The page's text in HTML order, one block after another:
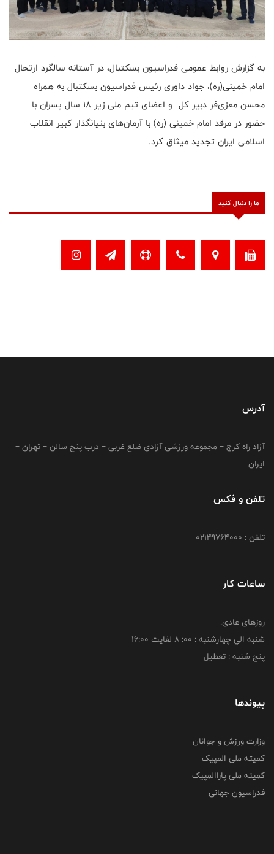
به گزارش روابط عمومی فدراسیون بسکتبال، در آستانه سالگرد ارتحال
امام خمینی(ره)، جواد داوری رئیس فدراسیون بسکتبال به همراه
محسن معزی‌فر دبیر کل و اعضای تیم ملی زیر ۱۸ سال پسران با
حضور در مرقد امام خمینی (ره) با آرمان‌های بنیانگذار کبیر انقلاب
اسلامی ایران تجدید میثاق کرد.
ما را دنبال کنید
آدرس
آزاد راه کرج – مجموعه ورزشی آزادی ضلع غربی – درب پنج سالن – تهران –
ایران
تلفن و فکس
تلفن : 02149764000
ساعات کار
روزهای عادی:
شنبه الي چهارشنبه : 00: 8 لغايت 16:00
پنج شنبه : تعطیل
پیوندها
وزارت ورزش و جوانان
کمیته ملی المپیک
کمیته ملی پاراالمپیک
فدراسیون جهانی